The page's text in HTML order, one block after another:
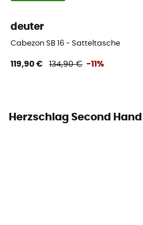
deuter
Cabezon SB 16 - Satteltasche
119,90 € 134,90 € -11%
Herzschlag Second Hand